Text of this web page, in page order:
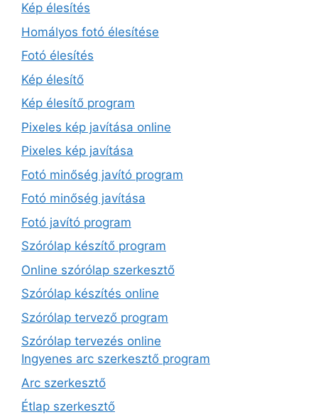
Kép élesítés
Homályos fotó élesítése
Fotó élesítés
Kép élesítő
Kép élesítő program
Pixeles kép javítása online
Pixeles kép javítása
Fotó minőség javító program
Fotó minőség javítása
Fotó javító program
Szórólap készítő program
Online szórólap szerkesztő
Szórólap készítés online
Szórólap tervező program
Szórólap tervezés online
Ingyenes arc szerkesztő program
Arc szerkesztő
Étlap szerkesztő